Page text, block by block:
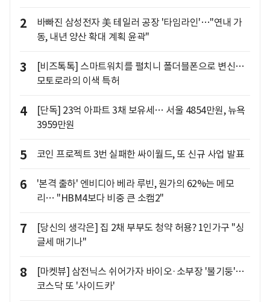
2
바빠진 삼성전자 美 테일러 공장 '타임라인'…"연내 가
동, 내년 양산 확대 계획 윤곽"
3
[비즈톡톡] 스마트워치를 펼치니 폴더블폰으로 변신…
모토로라의 이색 특허
4
[단독] 23억 아파트 3채 보유세… 서울 4854만원, 뉴욕
3959만원
5 코인 프로젝트 3번 실패한 싸이월드, 또 신규 사업 발표
6
'본격 출하' 엔비디아 베라 루빈, 원가의 62%는 메모
리… "HBM4보다 비중 큰 소캠2"
7
[당신의 생각은] 집 2채 부부도 청약 허용? 1인가구 "싱
글세 매기나"
8
[마켓뷰] 삼전닉스 쉬어가자 바이오·소부장 '불기둥'…
코스닥 또 '사이드카'